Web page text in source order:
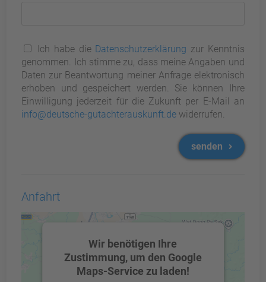
Ich habe die Datenschutzerklärung zur Kenntnis
genommen. Ich stimme zu, dass meine Angaben und
Daten zur Beantwortung meiner Anfrage elektronisch
erhoben und gespeichert werden. Sie können Ihre
Einwilligung jederzeit für die Zukunft per E-Mail an
info@deutsche-gutachterauskunft.de widerrufen.
senden
Anfahrt
Wir benötigen Ihre
Zustimmung, um den Google
Maps-Service zu laden!